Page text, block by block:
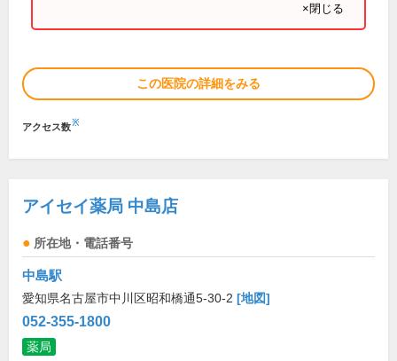
×閉じる
この医院の詳細をみる
アクセス数※
アイセイ薬局 中島店
所在地・電話番号
中島駅
愛知県名古屋市中川区昭和橋通5-30-2 [地図]
052-355-1800
薬局